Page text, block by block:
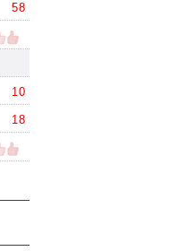
58
10
18